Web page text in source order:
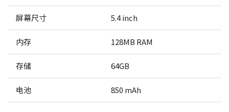
屏幕尺寸 5.4 inch
内存 128MB RAM
存储 64GB
电池 850 mAh